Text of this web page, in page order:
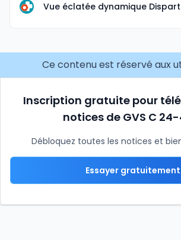
Vue éclatée dynamique
Ce contenu est réservé aux
Inscription gratuite pour
notices de GVS C 24-
Débloquez toutes les notices et
Essayer gratuitement